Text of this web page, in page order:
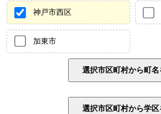
神戸市西区
加東市